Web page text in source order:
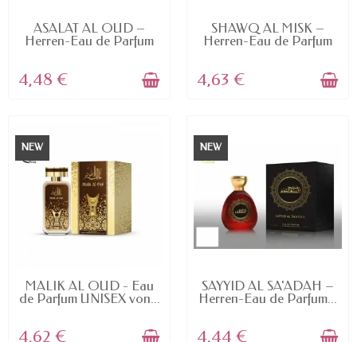
AVAILABLE
ASALAT AL OUD –
Herren-Eau de Parfum
4,48 €
AVAILABLE
SHAWQ AL MISK –
Herren-Eau de Parfum
4,63 €
NEW
AVAILABLE
MALIK AL OUD - Eau
de Parfum UNISEX von...
4,62 €
NEW
AVAILABLE
SAYYID AL SA'ADAH –
Herren-Eau de Parfum...
4,44 €